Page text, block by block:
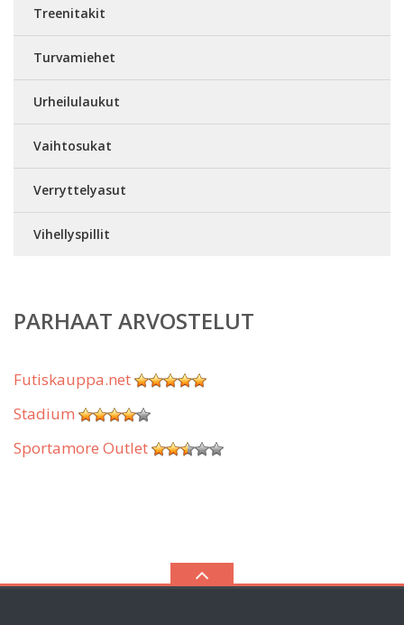
Treenitakit
Turvamiehet
Urheilulaukut
Vaihtosukat
Verryttelyasut
Vihellyspillit
PARHAAT ARVOSTELUT
Futiskauppa.net
Stadium
Sportamore Outlet